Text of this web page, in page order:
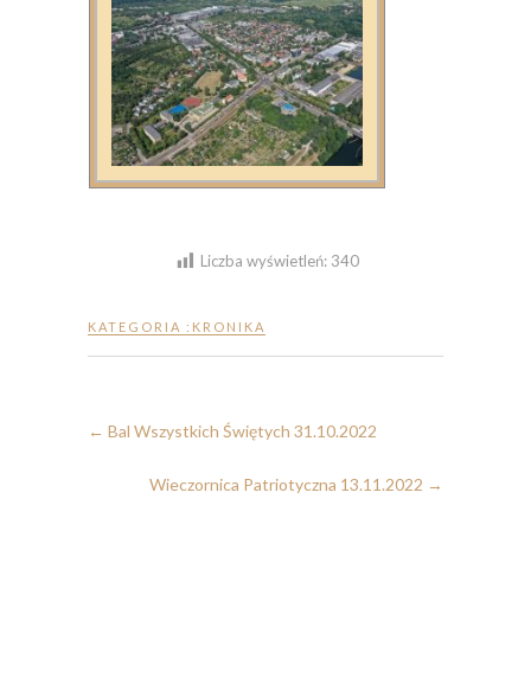
Liczba wyświetleń: 340
KATEGORIA : KRONIKA
← Bal Wszystkich Świętych 31.10.2022
Wieczornica Patriotyczna 13.11.2022 →